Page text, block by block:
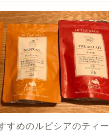
すめのルピシアのティー